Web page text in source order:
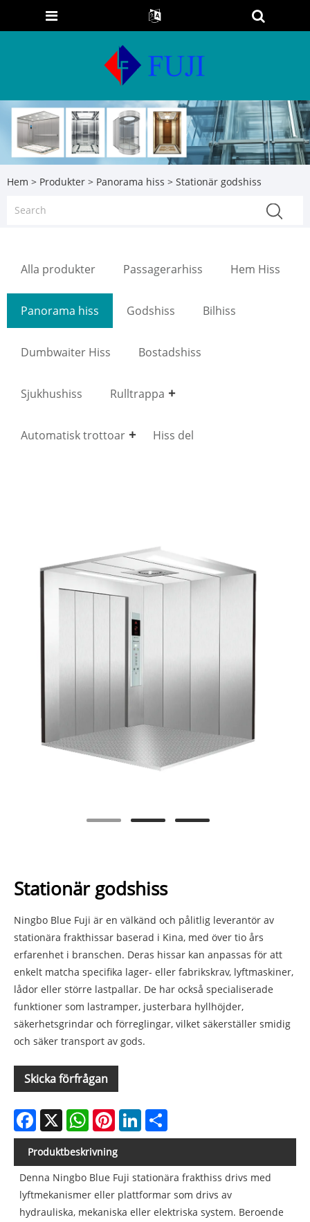
Hem > Produkter > Panorama hiss > Stationär godshiss
Alla produkter Passagerarhiss Hem Hiss
Panorama hiss Godshiss Bilhiss
Dumbwaiter Hiss Bostadshiss
Sjukhushiss Rulltrappa
Automatisk trottoar Hiss del
Stationär godshiss
Ningbo Blue Fuji är en välkänd och pålitlig leverantör av
stationära frakthissar baserad i Kina, med över tio års
erfarenhet i branschen. Deras hissar kan anpassas för att
enkelt matcha specifika lager- eller fabrikskrav, lyftmaskiner,
lådor eller större lastpallar. De har också specialiserade
funktioner som lastramper, justerbara hyllhöjder,
säkerhetsgrindar och förreglingar, vilket säkerställer smidig
och säker transport av gods.
Skicka förfrågan
Facebook
X WhatsAppPinterestLinkedIn
Produktbeskrivning
Denna Ningbo Blue Fuji stationära frakthiss drivs med
lyftmekanismer eller plattformar som drivs av
hydrauliska, mekaniska eller elektriska system. Beroende